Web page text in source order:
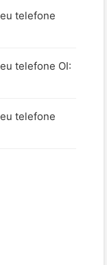
telefone
telefone OI:
telefone